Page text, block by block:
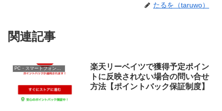
たるを（taruwo）
関連記事
楽天リーベイツで獲得予定ポイン
トに反映されない場合の問い合せ
方法【ポイントバック保証制度】